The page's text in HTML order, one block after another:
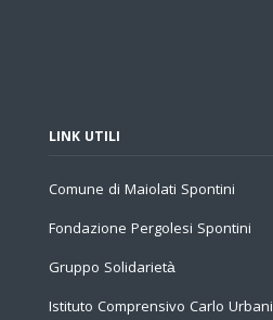
LINK UTILI
Comune di Maiolati Spontini
Fondazione Pergolesi Spontini
Gruppo Solidarietà
Istituto Comprensivo Carlo Urbani